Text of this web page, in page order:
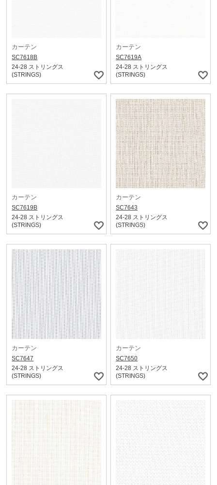
カーテン
SC7618B
24-28 ストリングス
(STRINGS)
カーテン
SC7619A
24-28 ストリングス
(STRINGS)
カーテン
SC7619B
24-28 ストリングス
(STRINGS)
カーテン
SC7643
24-28 ストリングス
(STRINGS)
カーテン
SC7647
24-28 ストリングス
(STRINGS)
カーテン
SC7650
24-28 ストリングス
(STRINGS)